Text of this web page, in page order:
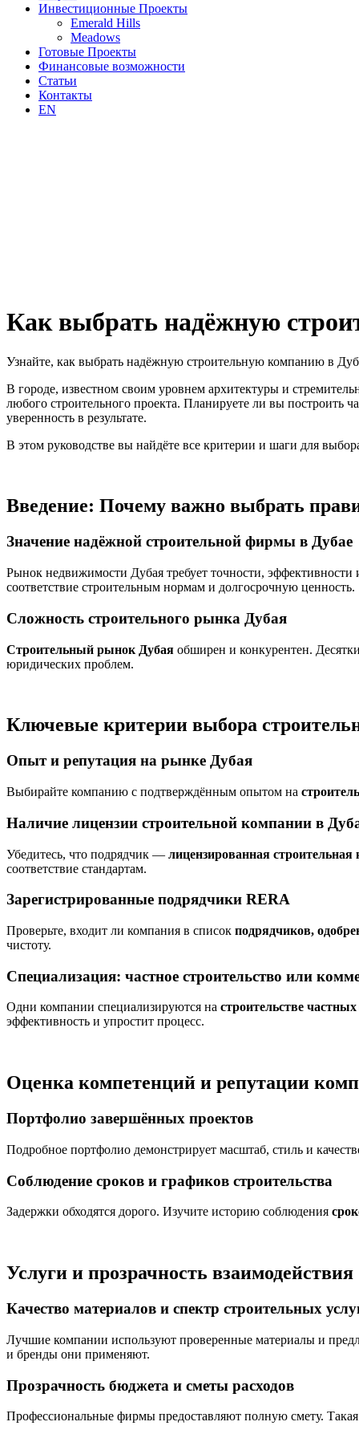
Инвестиционные Проекты
Emerald Hills
Meadows
Готовые Проекты
Финансовые возможности
Статьи
Контакты
EN
Как выбрать надёжную
Узнайте, как выбрать надёжную строительную компанию в
В городе, известном своим уровнем архитектуры и
любого строительного проекта. Планируете ли вы построить
уверенность в результате.
В этом руководстве вы найдёте все критерии и шаги для
Введение: Почему важно выбрать
Значение надёжной строительной фирмы в Дубае
Рынок недвижимости Дубая требует точности,
соответствие строительным нормам и долгосрочную ценность.
Сложность строительного рынка Дубая
Строительный рынок Дубая обширен и конкурентен.
юридических проблем.
Ключевые критерии выбора
Опыт и репутация на рынке Дубая
Выбирайте компанию с подтверждённым опытом на
Наличие лицензии строительной компании в
Убедитесь, что подрядчик — лицензированная
соответствие стандартам.
Зарегистрированные подрядчики RERA
Проверьте, входит ли компания в список подрядчиков,
чистоту.
Специализация: частное строительство или
Одни компании специализируются на строительстве
эффективность и упростит процесс.
Оценка компетенций и репутации
Портфолио завершённых проектов
Подробное портфолио демонстрирует масштаб, стиль и
Соблюдение сроков и графиков строительства
Задержки обходятся дорого. Изучите историю соблюдения
Услуги и прозрачность взаимодействия
Качество материалов и спектр строительных
Лучшие компании используют проверенные материалы и
и бренды они применяют.
Прозрачность бюджета и сметы расходов
Профессиональные фирмы предоставляют полную смету. Такая